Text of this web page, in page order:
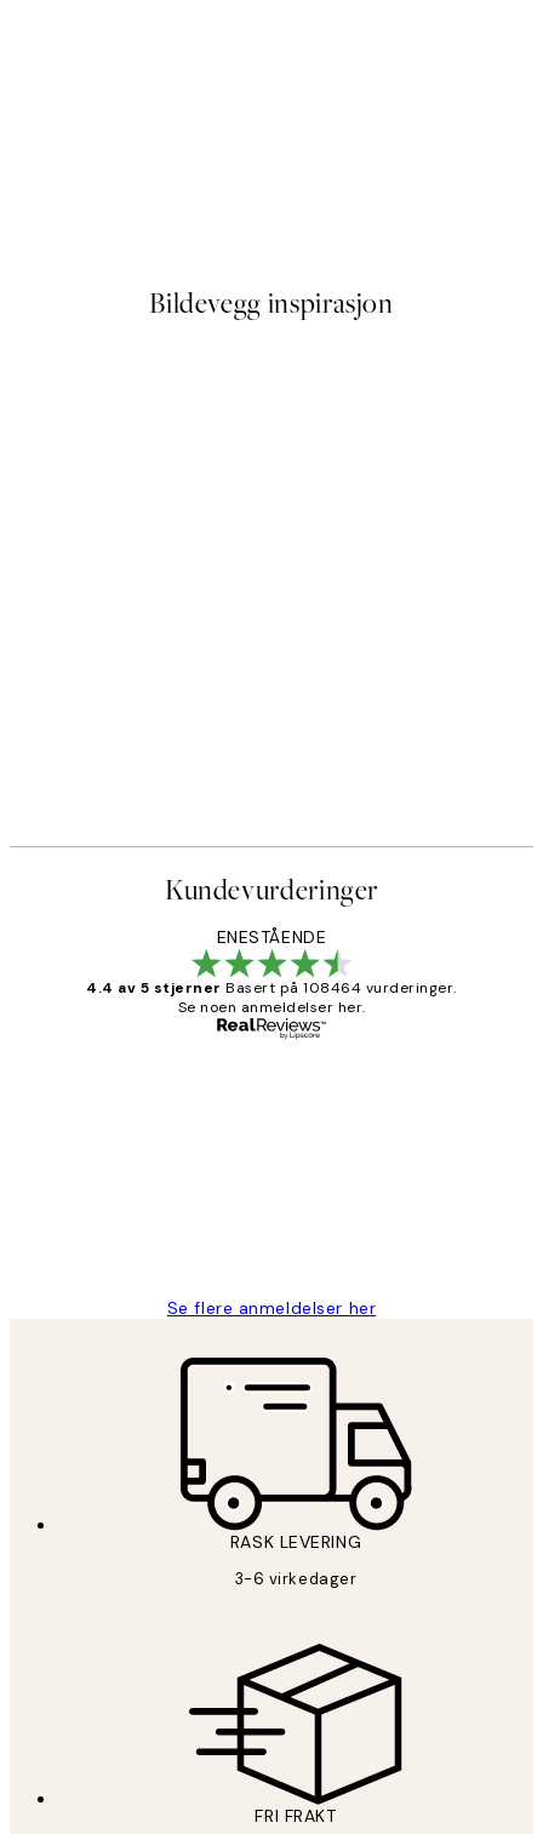
Bildevegg inspirasjon
Kundevurderinger
ENESTÅENDE
4.4 av 5 stjerner Basert på 108464 vurderinger.
Se noen anmeldelser her.
Se flere anmeldelser her
RASK LEVERING
3-6 virkedager
FRI FRAKT